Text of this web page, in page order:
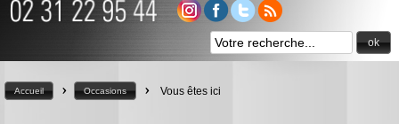
ok
Accueil > Occasions > Vous êtes ici